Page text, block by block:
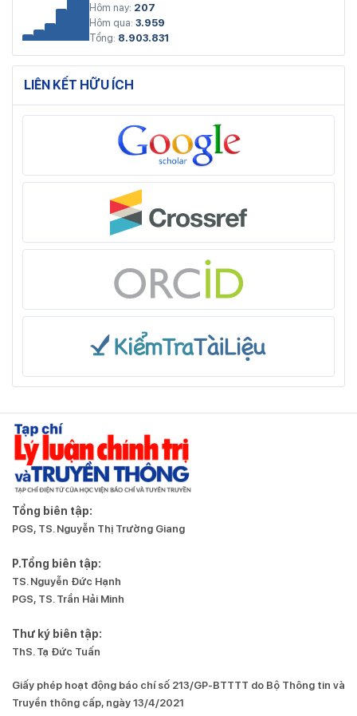
Hôm nay: 207
Hôm qua: 3.959
Tổng: 8.903.831
LIÊN KẾT HỮU ÍCH
Tổng biên tập:
PGS, TS. Nguyễn Thị Trường Giang
P.Tổng biên tập:
TS. Nguyễn Đức Hạnh
PGS, TS. Trần Hải Minh
Thư ký biên tập:
ThS. Tạ Đức Tuấn
Giấy phép hoạt động báo chí số 213/GP-BTTTT do Bộ Thông tin và
Truyền thông cấp, ngày 13/4/2021